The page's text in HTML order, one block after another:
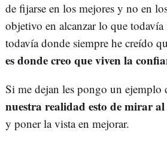
de fijarse en los mejores y no en
objetivo en alcanzar lo que todavía
todavía donde siempre he creído
es donde creo que viven la
Si me dejan les pongo un ejemplo
nuestra realidad esto de mirar al
y poner la vista en mejorar.